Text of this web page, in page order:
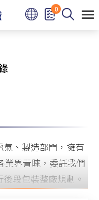
0
、製造部門，擁有
業界青睞，委託我們
段包裝整廠規劃。